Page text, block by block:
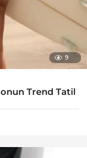
9
Trend Tatil